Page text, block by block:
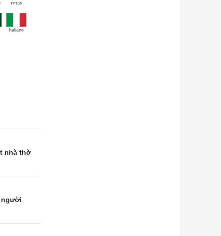
עברית
Italiano
nhà thờ
người